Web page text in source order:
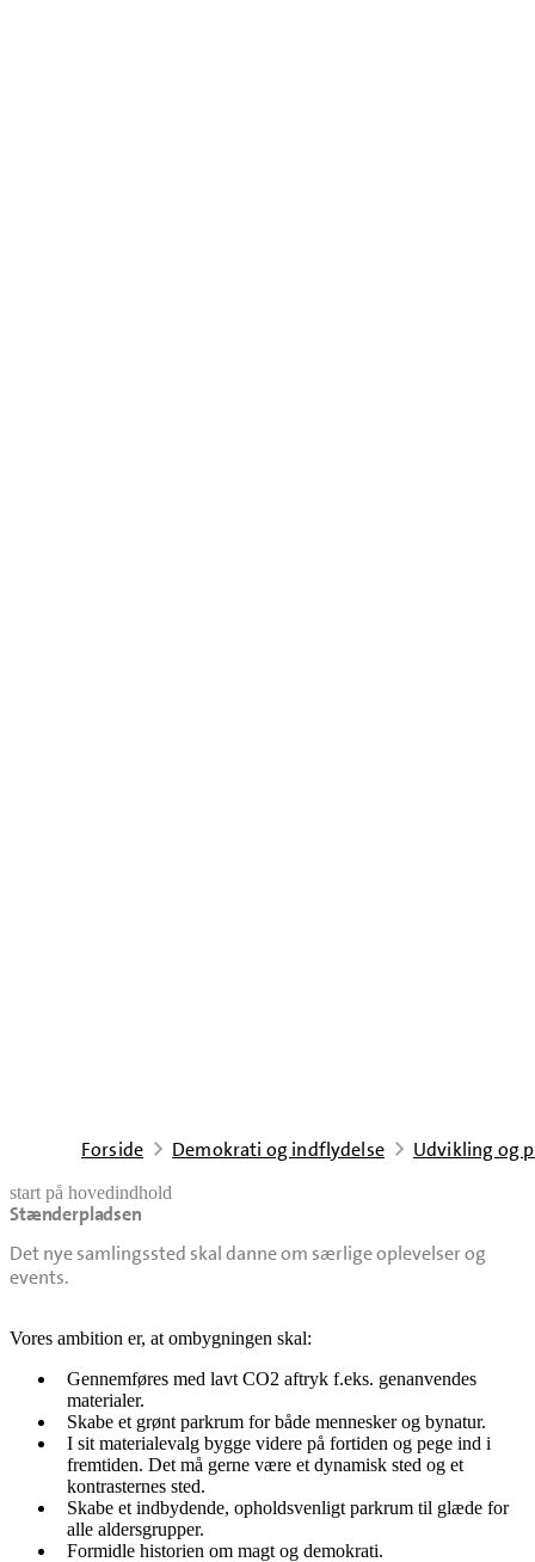
Forside Demokrati og indflydelse Udvikling og
start på hovedindhold
Stænderpladsen
Det nye samlingssted skal danne om særlige oplevelser og
senest opdateret 23. juni 2026
Vores ambition er, at ombygningen skal:
Gennemføres med lavt CO2 aftryk f.eks. genanvendes
materialer.
Skabe et grønt parkrum for både mennesker og bynatur.
I sit materialevalg bygge videre på fortiden og pege ind i
fremtiden. Det må gerne være et dynamisk sted og et
kontrasternes sted.
Skabe et indbydende, opholdsvenligt parkrum til glæde for
alle aldersgrupper.
Formidle historien om magt og demokrati.